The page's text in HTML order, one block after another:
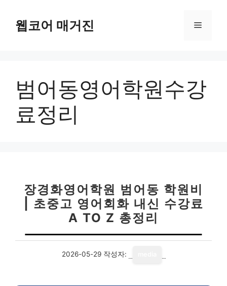
웹코어 매거진 메
범어동영어학원수강
료정리
장경화영어학원 범어동 학원비
| 초중고 영어회화 내신 수강료
A TO Z 총정리
2026-05-29 작성자: